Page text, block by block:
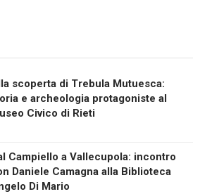
scoperta di Trebula Mutuesca:
e archeologia protagoniste al
Civico di Rieti
Campiello a Vallecupola: incontro
Daniele Camagna alla Biblioteca
Di Mario